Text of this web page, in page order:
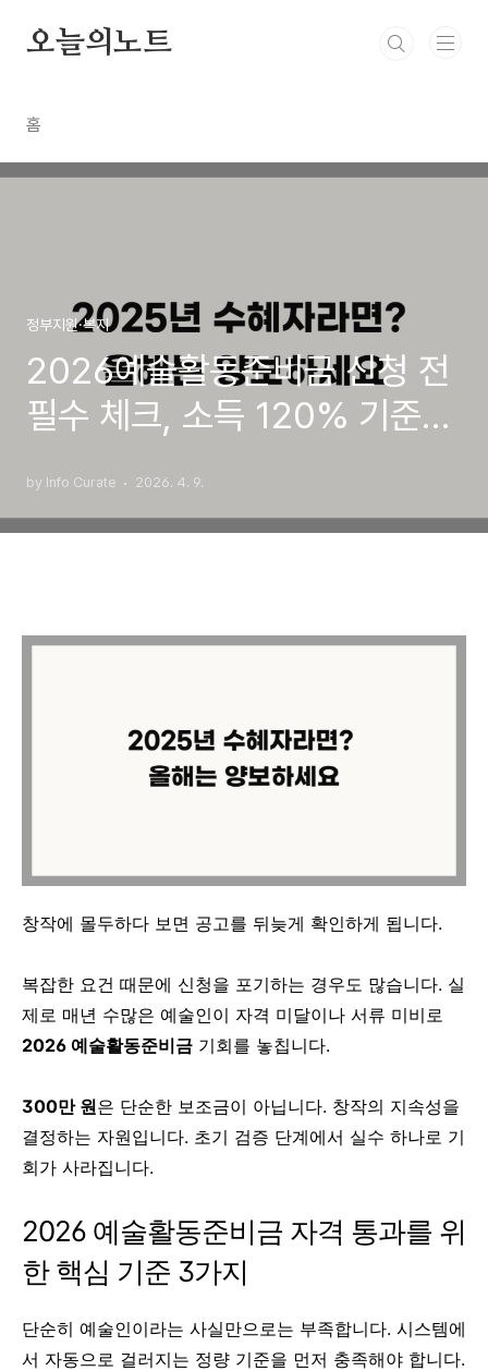
오늘의노트
홈
정부지원·복지
2026예술활동준비금 신청 전
필수 체크, 소득 120% 기준과
by Info Curate 2026. 4. 9.
창작에 몰두하다 보면 공고를 뒤늦게 확인하게 됩니다.
복잡한 요건 때문에 신청을 포기하는 경우도 많습니다. 실
제로 매년 수많은 예술인이 자격 미달이나 서류 미비로
2026 예술활동준비금 기회를 놓칩니다.
300만 원은 단순한 보조금이 아닙니다. 창작의 지속성을
결정하는 자원입니다. 초기 검증 단계에서 실수 하나로 기
회가 사라집니다.
2026 예술활동준비금 자격 통과를 위
한 핵심 기준 3가지
단순히 예술인이라는 사실만으로는 부족합니다. 시스템에
서 자동으로 걸러지는 정량 기준을 먼저 충족해야 합니다.